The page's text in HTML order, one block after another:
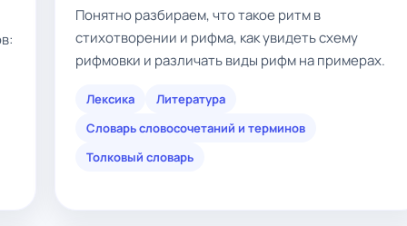
Понятно разбираем, что такое ритм в
стихотворении и рифма, как увидеть схему
рифмовки и различать виды рифм на примерах.
Лексика
Литература
Словарь словосочетаний и терминов
Толковый словарь